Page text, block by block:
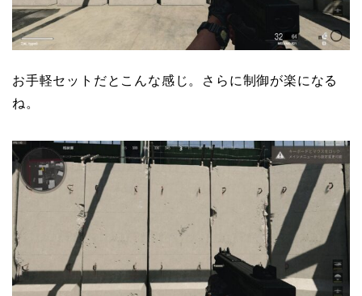
お手軽セットだとこんな感じ。さらに制御が楽になる
ね。